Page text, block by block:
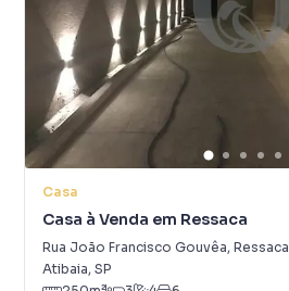
Casa
Casa à Venda em Ressaca
Rua João Francisco Gouvêa, Ressaca
Atibaia, SP